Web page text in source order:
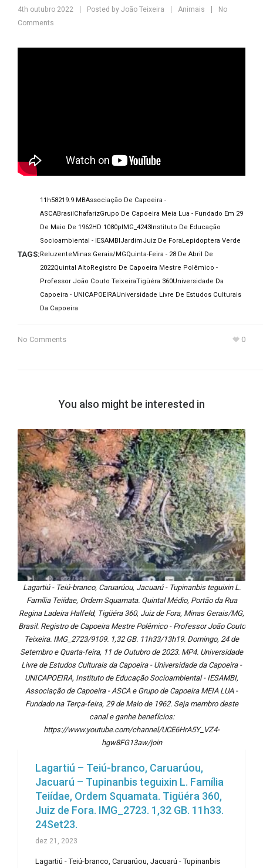
4th outubro 2022 Posted by João Teixeira Animais
No
Comments
TAGS:
11h58219.9 MBAssociação De Capoeira -
ASCABrasil ChafarizGrupo De Capoeira Meia Lua - Fundado Em 29
De Maio De 1962HD 1080p IMG_4243 Instituto De Educação
Socioambiental - IESAMBI JardimJuiz De Fora Lepidoptera Verde
Reluzente Minas Gerais/MGQuinta-Feira - 28 De Abril De
2022Quintal Alto Registro De Capoeira Mestre Polêmico -
Professor João Couto TeixeiraTigüéra 360Universidade Da
Capoeira - UNICAPOEIRAUniversidade Livre De Estudos Culturais
Da Capoeira
No Comments 0
You also might be interested in
Lagartiú - Teiú-branco, Caruarúou, Jacuarú - Tupinanbis teguixin L.
Família Teiídae, Ordem Squamata. Quintal Médio, Portão da Rua
Regina Ladeira Halfeld, Tigüéra 360, Juiz de Fora, Minas Gerais/MG,
Brasil. Registro de Capoeira Mestre Polêmico - Professor João Couto
Teixeira. IMG_2723/9109. 1,32 GB. 11h33/13h19. Domingo, 24 de
Setembro e Quarta-feira, 11 de Outubro de 2023. MP4. Universidade
Livre de Estudos Culturais da Capoeira - Universidade da Capoeira -
UNICAPOEIRA, Instituto de Educação Socioambiental - IESAMBI,
Associação de Capoeira - ASCA e Grupo de Capoeira MEIA LUA -
Fundado na Terça-feira, 29 de Maio de 1962. Seja membro deste
canal e ganhe benefícios:
https://www.youtube.com/channel/UCE6HrA5Y_VZ4-
hgw8FG13aw/join
Lagartiú – Teiú-branco, Caruarúou,
Jacuarú – Tupinanbis teguixin L. Família
Teiídae, Ordem Squamata. Tigüéra 360,
Juiz de Fora. IMG_2723. 1,32 GB. 11h33.
24Set23.
dez 21, 2023
Lagartiú - Teiú-branco, Caruarúou, Jacuarú - Tupinanbis